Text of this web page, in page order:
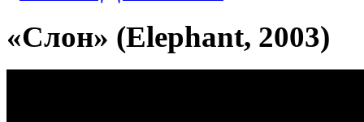
«Слон» (Elephant, 2003)